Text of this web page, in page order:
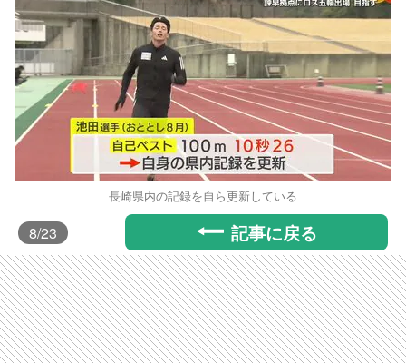
長崎県内の記録を自ら更新している
8/23 記事に戻る